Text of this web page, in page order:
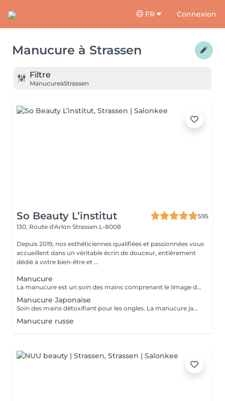
FR Connexion
Manucure à Strassen
Filtre
ManucureàStrassen
So Beauty L’institut
595
130, Route d'Arlon Strassen L-8008
Depuis 2019, nos esthéticiennes qualifiées et passionnées vous
accueillent dans un véritable écrin de douceur, entièrement
dédié à votre bien-être et ...
Manucure
La manucure est un soin des mains comprenant le limage des ongles, la pousse et la coupe des cuticules, gommage, massage avec crème de soin et application d'un vernis transparent si désiré.
Manucure Japonaise
Soin des mains détoxifiant pour les ongles. La manucure japonaise consiste à polir et nettoyer les ongles en profondeur pour ensuite les nourrir avec une pâte à base de cire d'abeille qui va oxygéner l'ongle. L'ongle ressort brillant naturellement et pour une durée de 3 semaines. Comprend le limage des ongles, la pousse et la coupe des cuticules, polissage, application de la pâte à base de cire d'abeille et de la poudre fixante, gommage, massage avec crème de soin et application d'un vernis transparent si désiré.
Manucure russe